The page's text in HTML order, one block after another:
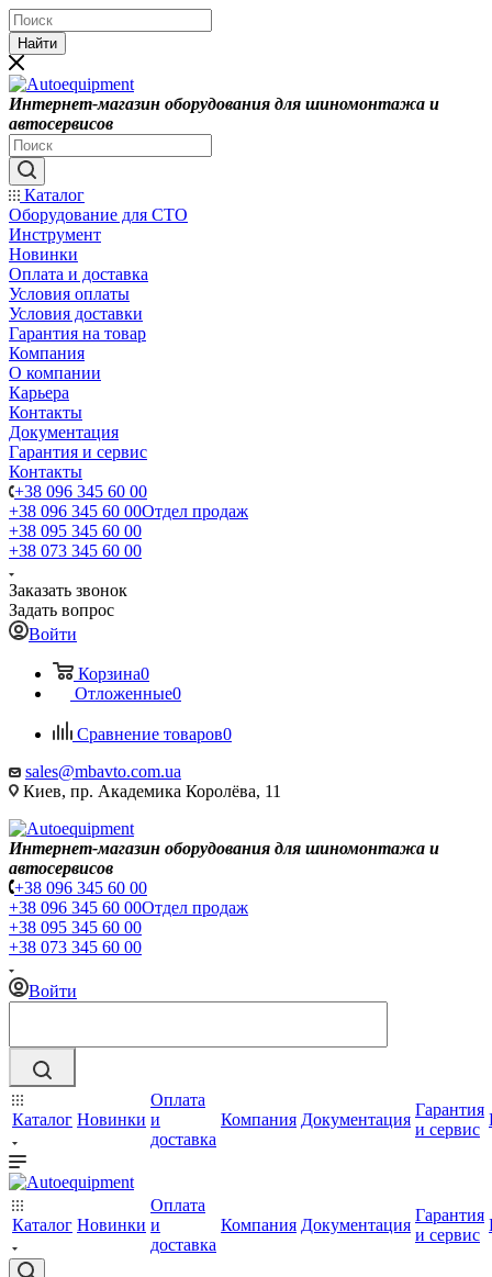
Найти
Интернет-магазин оборудования для шиномонтажа и
автосервисов
Каталог
Оборудование для СТО
Инструмент
Новинки
Оплата и доставка
Условия оплаты
Условия доставки
Гарантия на товар
Компания
О компании
Карьера
Контакты
Документация
Гарантия и сервис
Контакты
+38 096 345 60 00
+38 096 345 60 00Отдел продаж
+38 095 345 60 00
+38 073 345 60 00
Заказать звонок
Задать вопрос
Войти
Корзина0
Отложенные0
Сравнение товаров0
sales@mbavto.com.ua
Киев, пр. Академика Королёва, 11
Интернет-магазин оборудования для шиномонтажа и
автосервисов
+38 096 345 60 00
+38 096 345 60 00Отдел продаж
+38 095 345 60 00
+38 073 345 60 00
Войти
Каталог Новинки
Оплата
и
доставка
Компания Документация
Гарантия
и сервис
Каталог Новинки
Оплата
и
доставка
Компания Документация
Гарантия
и сервис